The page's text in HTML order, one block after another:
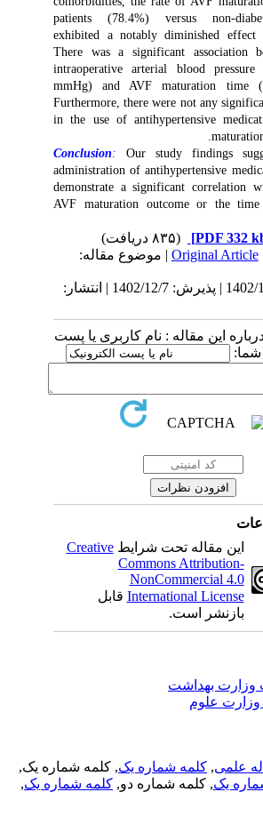
patients (78.4%) versus non-
exhibited a notably diminished
There was a significant association
intraoperative arterial blood
mmHg) and AVF maturation
Furthermore, there were not any
in the use of antihypertensive
Conclusion
:Our study findings
administration of antihypertensive
demonstrate a significant correlation
AVF maturation outcome or the
Original| موضوع مقاله:
دریافت: 1402/10/1 | پذیرش: 1402/12/7 | انتشار:
این مقاله : نام کاربری یا پست
این مقاله تحت شرایطCreative
Commons Attribution-
NonCommercial 4.0
International Licenseقابل
بازنشر است.
بهداشت
علوم
علمی, کلمه شماره یک, کلمه شماره یک,
یک, کلمه شماره دو,کلمه شماره یک,